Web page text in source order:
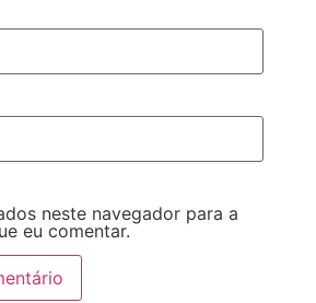
neste navegador para a
eu comentar.